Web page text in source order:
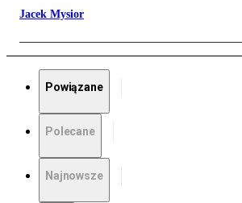
Jacek Mysior
Powiązane
Polecane
Najnowsze